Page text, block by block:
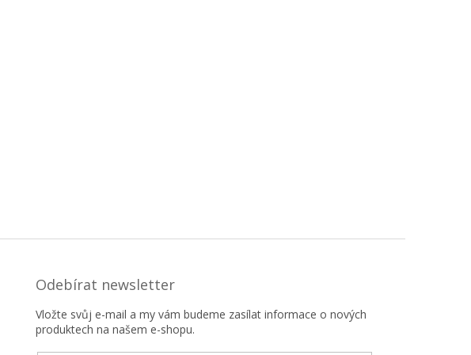
Odebírat newsletter
Vložte svůj e-mail a my vám budeme zasílat informace o nových
produktech na našem e-shopu.